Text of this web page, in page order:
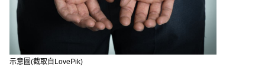
示意圖(截取自LovePik)